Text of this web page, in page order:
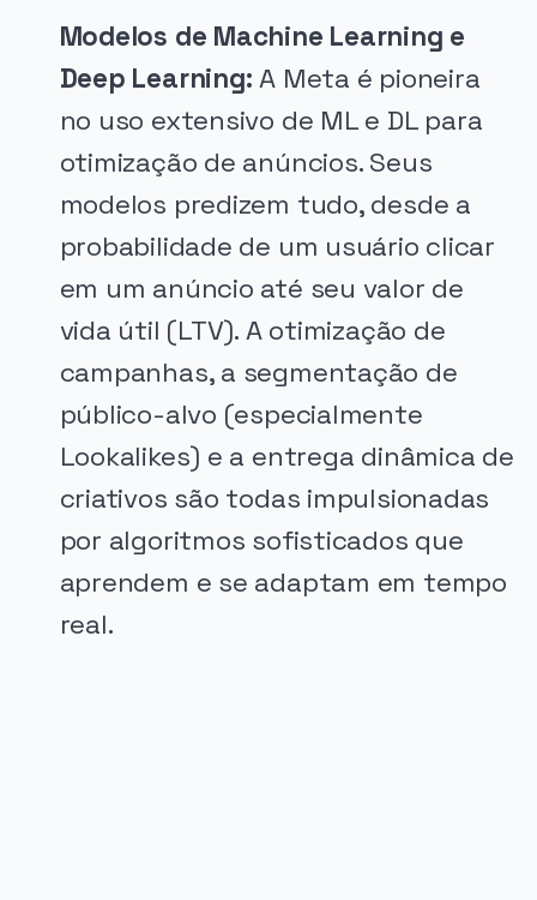
Modelos de Machine Learning e
Deep Learning: A Meta é pioneira
no uso extensivo de ML e DL para
otimização de anúncios. Seus
modelos predizem tudo, desde a
probabilidade de um usuário clicar
em um anúncio até seu valor de
vida útil (LTV). A otimização de
campanhas, a segmentação de
público-alvo (especialmente
Lookalikes) e a entrega dinâmica de
criativos são todas impulsionadas
por algoritmos sofisticados que
aprendem e se adaptam em tempo
real.